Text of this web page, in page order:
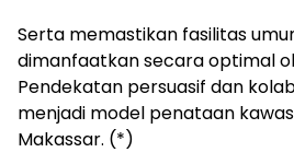
Serta memastikan fasilitas
dimanfaatkan secara optimal
Pendekatan persuasif dan
menjadi model penataan
Makassar. (*)